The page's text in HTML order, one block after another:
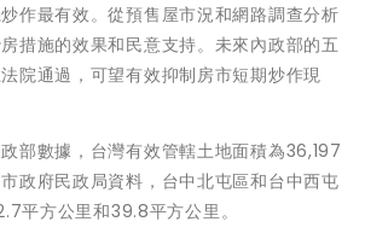
作最有效。從預售屋市況和網路調查分析
措施的效果和民意支持。未來內政部的五
院通過，可望有效抑制房市短期炒作現
部數據，台灣有效管轄土地面積為36,197
政府民政局資料，台中北屯區和台中西屯
平方公里和39.8平方公里。